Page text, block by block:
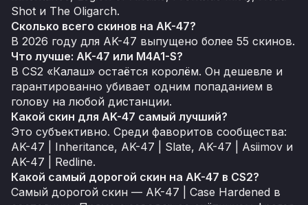
Shot и The Oligarch.
Сколько всего скинов на AK-47?
В 2026 году для AK-47 выпущено более 55 скинов.
Что лучше: AK-47 или M4A1-S?
В CS2 «Калаш» остаётся королём. Он дешевле и
гарантированно убивает одним попаданием в
голову на любой дистанции.
Какой скин для AK-47 самый лучший?
Это субъективно. Среди фаворитов сообщества:
AK-47 | Inheritance, AK-47 | Slate, AK-47 | Asiimov и
AK-47 | Redline.
Какой самый дорогой скин на AK-47 в CS2?
Самый дорогой скин — AK-47 | Case Hardened в